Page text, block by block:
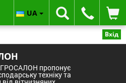
Вхід
пропонує
техніку та
UA